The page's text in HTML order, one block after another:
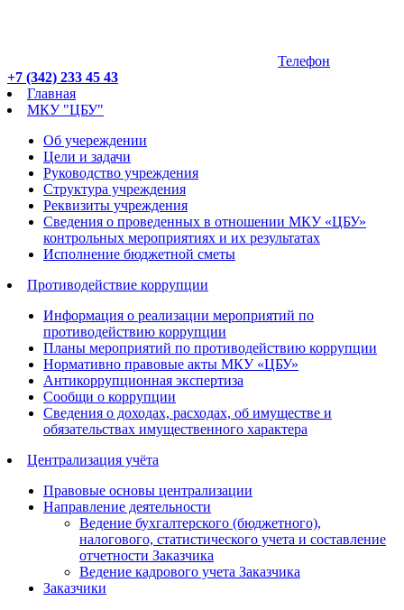
Телефон
+7 (342) 233 45 43
Главная
МКУ "ЦБУ"
Об учереждении
Цели и задачи
Руководство учреждения
Структура учреждения
Реквизиты учреждения
Сведения о проведенных в отношении МКУ «ЦБУ»
контрольных мероприятиях и их результатах
Исполнение бюджетной сметы
Противодействие коррупции
Информация о реализации мероприятий по
противодействию коррупции
Планы мероприятий по противодействию коррупции
Нормативно правовые акты МКУ «ЦБУ»
Антикоррупционная экспертиза
Сообщи о коррупции
Сведения о доходах, расходах, об имуществе и
обязательствах имущественного характера
Централизация учёта
Правовые основы централизации
Направление деятельности
Ведение бухгалтерского (бюджетного),
налогового, статистического учета и составление
отчетности Заказчика
Ведение кадрового учета Заказчика
Заказчики